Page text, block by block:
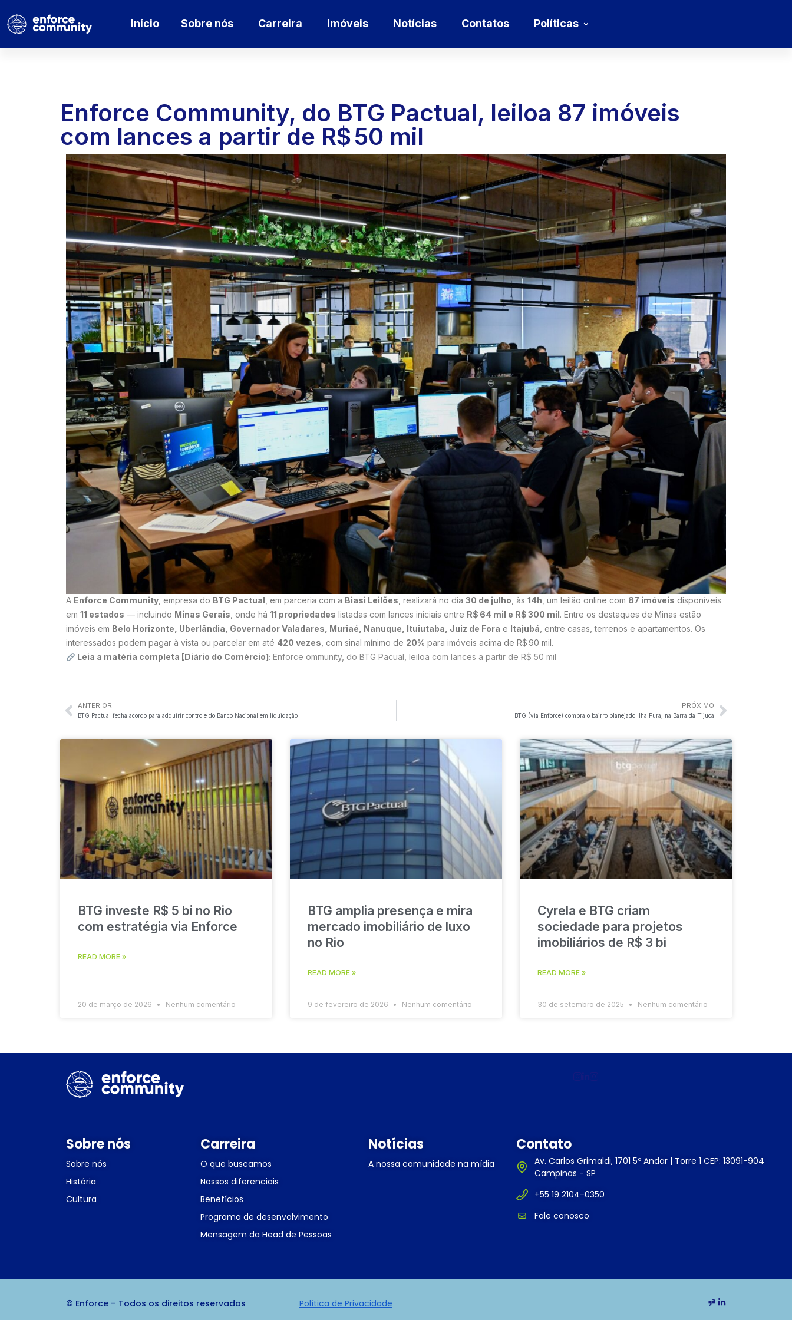
Início Sobre nós Carreira Imóveis Notícias Contatos Políticas
Enforce Community, do BTG Pactual, leiloa 87 imóveis
com lances a partir de R$ 50 mil
A Enforce Community , empresa do BTG Pactual , em parceria com a Biasi Leilões , realizará no dia 30 de julho , às 14h , um leilão online com 87 imóveis disponíveis
em 11 estados — incluindo Minas Gerais , onde há 11 propriedades listadas com lances iniciais entre R$ 64 mil e R$ 300 mil. Entre os destaques de Minas estão
imóveis em Belo Horizonte, Uberlândia, Governador Valadares, Muriaé, Nanuque, Ituiutaba, Juiz de Fora e Itajubá , entre casas, terrenos e apartamentos. Os
interessados podem pagar à vista ou parcelar em até 420 vezes , com sinal mínimo de 20% para imóveis acima de R$ 90 mil.
Leia a matéria completa [Diário do Comércio]: Enforce ommunity, do BTG Pacual, leiloa com lances a partir de R$ 50 mil
ANTERIOR
BTG Pactual fecha acordo para adquirir controle do Banco Nacional em liquidação
PRÓXIMO
BTG (via Enforce) compra o bairro planejado Ilha Pura, na Barra da Tijuca
BTG investe R$ 5 bi no Rio
com estratégia via Enforce
READ MORE »
20 de março de 2026 Nenhum comentário
BTG amplia presença e mira
mercado imobiliário de luxo
no Rio
READ MORE »
9 de fevereiro de 2026 Nenhum comentário
Cyrela e BTG criam
sociedade para projetos
imobiliários de R$ 3 bi
READ MORE »
30 de setembro de 2025 Nenhum comentário
Sobre nós
Sobre nós
História
Cultura
Carreira
O que buscamos
Nossos diferenciais
Benefícios
Programa de desenvolvimento
Mensagem da Head de Pessoas
Notícias
A nossa comunidade na mídia
Contato
Av. Carlos Grimaldi, 1701 5º Andar | Torre 1 CEP: 13091-904
Campinas - SP
+55 19 2104-0350
Fale conosco
© Enforce – Todos os direitos reservados Política de Privacidade